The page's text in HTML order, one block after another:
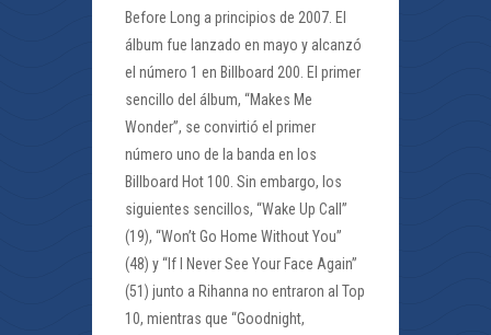
Before Long a principios de 2007. El
álbum fue lanzado en mayo y alcanzó
el número 1 en Billboard 200. El primer
sencillo del álbum, “Makes Me
Wonder”, se convirtió el primer
número uno de la banda en los
Billboard Hot 100. Sin embargo, los
siguientes sencillos, “Wake Up Call”
(19), “Won’t Go Home Without You”
(48) y “If I Never See Your Face Again”
(51) junto a Rihanna no entraron al Top
10, mientras que “Goodnight,